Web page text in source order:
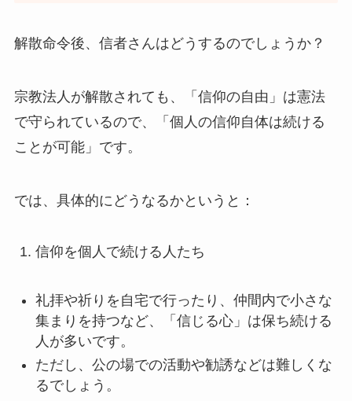
解散命令後、信者さんはどうするのでしょうか？
宗教法人が解散されても、「信仰の自由」は憲法
で守られているので、「個人の信仰自体は続ける
ことが可能」です。
では、具体的にどうなるかというと：
信仰を個人で続ける人たち
礼拝や祈りを自宅で行ったり、仲間内で小さな
集まりを持つなど、「信じる心」は保ち続ける
人が多いです。
ただし、公の場での活動や勧誘などは難しくな
るでしょう。